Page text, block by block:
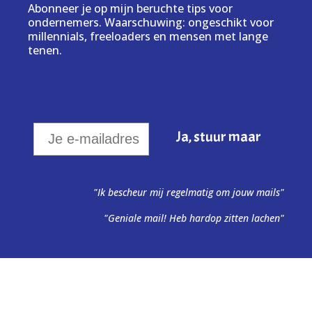
Abonneer je op mijn beruchte tips voor
ondernemers. Waarschuwing: ongeschikt voor
millennials, freeloaders en mensen met lange
tenen.
"Ik bescheur mij regelmatig om jouw mails"
"Geniale mail! Heb hardop zitten lachen"